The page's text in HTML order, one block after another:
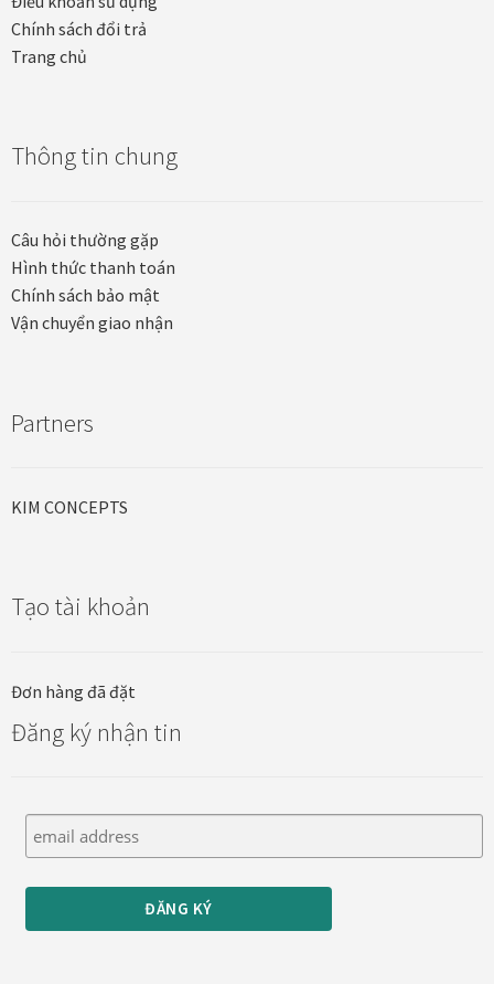
Chính sách đổi trả
Trang chủ
Thông tin chung
Câu hỏi thường gặp
Hình thức thanh toán
Chính sách bảo mật
Vận chuyển giao nhận
Partners
KIM CONCEPTS
Tạo tài khoản
Đơn hàng đã đặt
Đăng ký nhận tin